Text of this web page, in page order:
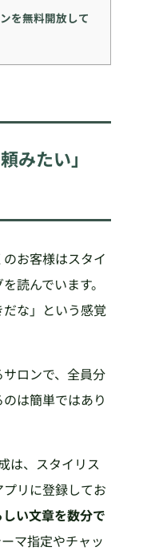
を無料開放して
みたい」
お客様はスタイ
読んでいます。
だな」という感覚
ロンで、全員分
は簡単ではあり
は、スタイリス
リに登録してお
い文章を数分で
マ指定やチャッ